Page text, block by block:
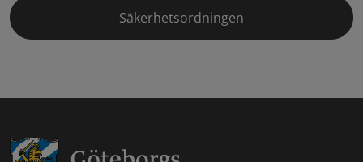
Säkerhetsordningen